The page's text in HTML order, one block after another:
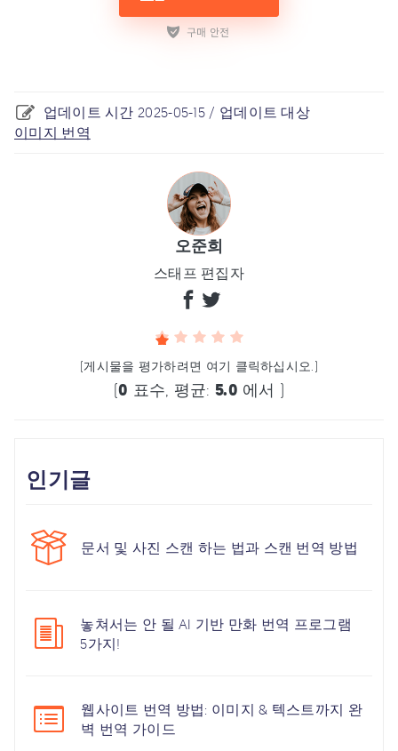
업데이트 시간 2025-05-15 / 업데이트 대상
이미지 번역
오준희
스태프 편집자
(게시물을 평가하려면 여기 클릭하십시오.)
(0 표수, 평균: 5.0 에서 )
인기글
문서 및 사진 스캔 하는 법과 스캔 번역 방법
놓쳐서는 안 될 AI 기반 만화 번역 프로그램
5가지!
웹사이트 번역 방법: 이미지 & 텍스트까지 완
벽 번역 가이드